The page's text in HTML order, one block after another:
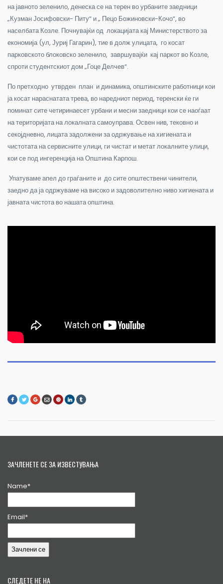
на јавното зеленило, денеска се на терен во урбаните заедници
„Кузман Јосифовски- Питу“ и „ Пецо Божиновски-Кочо“, во
населбата Козле. Почнувајќи од локацијата кај Министерството за
економија (ул, Јуриј Гагарин), тие в долж улицата, го косат
парковското блоковско зеленило, завршувајќи кај паркот во Козле,
спроти студентскиот дом „Гоце Делчев“.
По претходно утврден план и динамика, општинските работници кои
ја косат нараснатата трева, во наредниот период, теренски ќе ги
поминат сите четиринаесет урбани и месни заедници кои се наоѓаат
на територијата на локалната самоуправа. Освен нив, тековно и
секојдневно, лицата задолжени за одржување на хигиената и
чистотата на сервисните улици, ги чистат и метат локалните улици,
кои се под ингеренција на Општина Карпош.
Упатуваме апел до граѓаните и до сите општествени чинители,
заедно да ја одржуваме на високо и задоволително ниво хигиената и
јавната чистота во нашата општина.
ЗАЧЛЕНЕТЕ СЕ ЗА ИЗВЕСТУВАЊА
Name*
Email*
СЛЕДЕТЕ НЕ НА